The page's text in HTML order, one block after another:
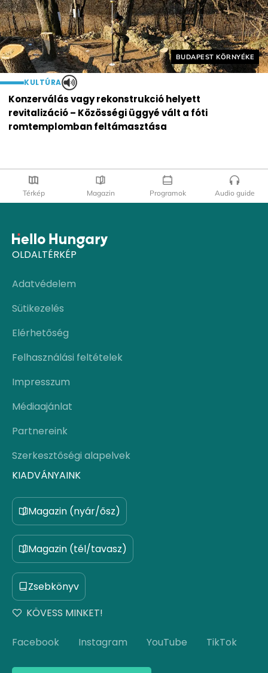
Helyszín címkék:
BUDAPEST KÖRNYÉKE
KULTÚRA
Konzerválás vagy rekonstrukció helyett
revitalizáció – Közösségi üggyé vált a fóti
romtemplomban feltámasztása
Térkép Magazin Programok Audio guide
OLDALTÉRKÉP
Adatvédelem
Sütikezelés
Elérhetőség
Felhasználási feltételek
Impresszum
Médiaajánlat
Partnereink
Szerkesztőségi alapelvek
KIADVÁNYAINK
Magazin (nyár/ősz)
Magazin (tél/tavasz)
Zsebkönyv
KÖVESS MINKET!
Facebook Instagram YouTube TikTok